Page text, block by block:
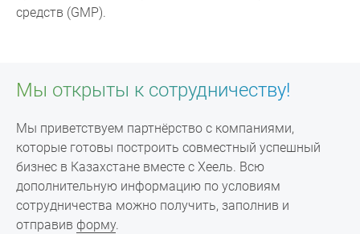
средств (GMP).
Мы открыты к сотрудничеству!
Мы приветствуем партнёрство с компаниями,
которые готовы построить совместный успешный
бизнес в Казахстане вместе с Хеель. Всю
дополнительную информацию по условиям
сотрудничества можно получить, заполнив и
отправив форму.